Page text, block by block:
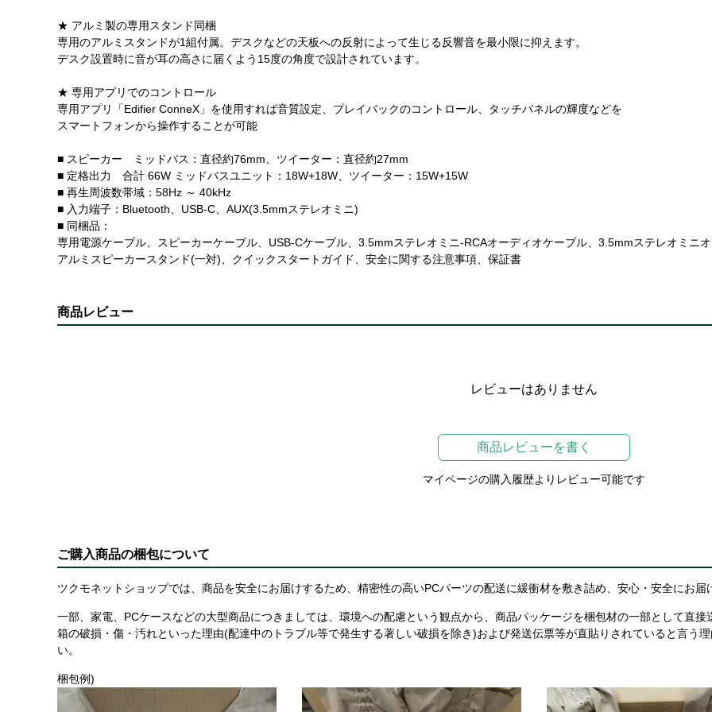
★ アルミ製の専用スタンド同梱
専用のアルミスタンドが1組付属。デスクなどの天板への反射によって生じる反響音を最小限に抑えます。
デスク設置時に音が耳の高さに届くよう15度の角度で設計されています。
★ 専用アプリでのコントロール
専用アプリ「Edifier ConneX」を使用すれば音質設定、プレイバックのコントロール、タッチパネルの輝度などを
スマートフォンから操作することが可能
■ スピーカー ミッドバス：直径約76mm、ツイーター：直径約27mm
■ 定格出力 合計 66W ミッドバスユニット：18W+18W、ツイーター：15W+15W
■ 再生周波数帯域：58Hz ～ 40kHz
■ 入力端子：Bluetooth、USB-C、AUX(3.5mmステレオミニ)
■ 同梱品：
専用電源ケーブル、スピーカーケーブル、USB-Cケーブル、3.5mmステレオミニ-RCAオーディオケーブル、3.5mmステレオミニオ
アルミスピーカースタンド(一対)、クイックスタートガイド、安全に関する注意事項、保証書
商品レビュー
レビューはありません
商品レビューを書く
マイページの購入履歴よりレビュー可能です
ご購入商品の梱包について
ツクモネットショップでは、商品を安全にお届けするため、精密性の高いPCパーツの配送に緩衝材を敷き詰め、安心・安全にお届
一部、家電、PCケースなどの大型商品につきましては、環境への配慮という観点から、商品パッケージを梱包材の一部として直
箱の破損・傷・汚れといった理由(配達中のトラブル等で発生する著しい破損を除き)および発送伝票等が直貼りされていると言う
い。
梱包例)